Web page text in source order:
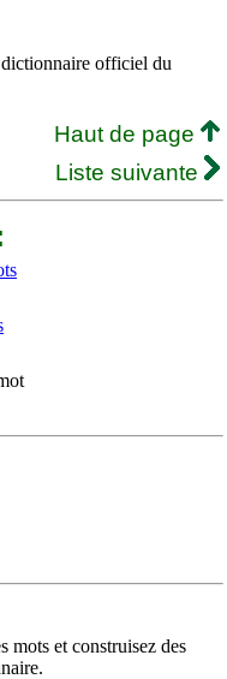
officiel du
Haut de page
Liste suivante
mots et construisez des